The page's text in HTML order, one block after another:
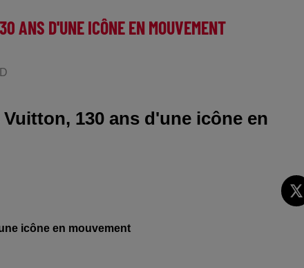
ANS D'UNE ICÔNE EN MOUVEMENT
130 ans d'une icône en
icône en mouvement